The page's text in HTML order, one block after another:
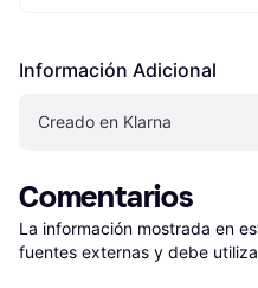
Información Adicional
Creado en Klarna
Comentarios
La información mostrada en
fuentes externas y debe